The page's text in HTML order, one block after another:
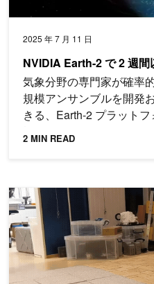
2025 年 7 月 11 日
NVIDIA Earth-2 で 2 週
気象分野の専門家が確率
規模アンサンブルを開発
きる、Earth-2 プラット
概要を紹介します。
2 MIN READ
Newton: ロボティクス シミュ